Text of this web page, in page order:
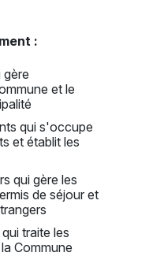
:
gère
et le
qui s'occupe
et établit les
qui gère les
de séjour et
traite les
Commune